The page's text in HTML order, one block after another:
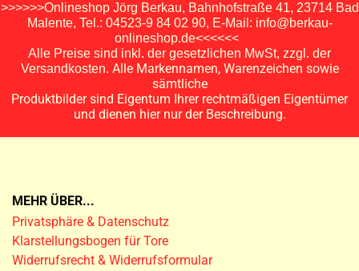
>>>>>>Onlineshop Jörg Berkau, Bahnhofstraße 41, 23714 Bad
Malente, Tel.: 04523-9 84 02 90, E-Mail: info@berkau-
onlineshop.de<<<<<<
Alle Preise sind inkl. der gesetzlichen MwSt, zzgl. der
Versandkosten. Alle Markennamen, Warenzeichen sowie
sämtliche
Produktbilder sind Eigentum Ihrer rechtmäßigen Eigentümer
und dienen hier nur der Beschreibung.
MEHR ÜBER...
Privatsphäre & Datenschutz
Klarstellungsbogen für Tore
Widerrufsrecht & Widerrufsformular